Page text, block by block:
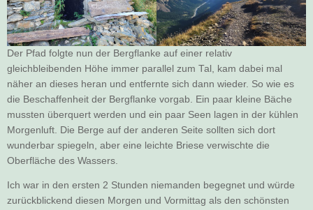
Der Pfad folgte nun der Bergflanke auf einer relativ
gleichbleibenden Höhe immer parallel zum Tal, kam dabei mal
näher an dieses heran und entfernte sich dann wieder. So wie es
die Beschaffenheit der Bergflanke vorgab. Ein paar kleine Bäche
mussten überquert werden und ein paar Seen lagen in der kühlen
Morgenluft. Die Berge auf der anderen Seite sollten sich dort
wunderbar spiegeln, aber eine leichte Briese verwischte die
Oberfläche des Wassers.
Ich war in den ersten 2 Stunden niemanden begegnet und würde
zurückblickend diesen Morgen und Vormittag als den schönsten